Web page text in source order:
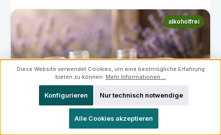
alkoholfrei
Diese Website verwendet Cookies, um eine bestmögliche Erfahrung
bieten zu können. Mehr Informationen ...
Nur technisch notwendige
Konfigurieren
Alle Cookies akzeptieren